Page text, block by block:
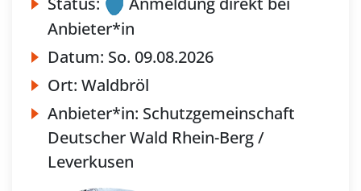
Anbieter*in
Datum: So. 09.08.2026
Ort: Waldbröl
Anbieter*in: Schutzgemeinschaft
Deutscher Wald Rhein-Berg /
Leverkusen